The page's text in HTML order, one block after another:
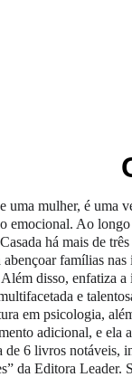
uma mulher, é uma
emocional. Ao
há mais de
abençoar famílias
Além disso, enfatiza
e
em psicologia,
adicional, e ela
de 6 livros notáveis,
da Editora Leader.